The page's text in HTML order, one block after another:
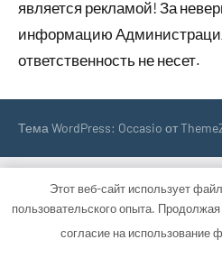
является рекламой! За
информацию
ответственность не несет.
Тема WordPress: Occasio от
Этот веб-сайт использует
пользовательского опыта.
согласие на использование